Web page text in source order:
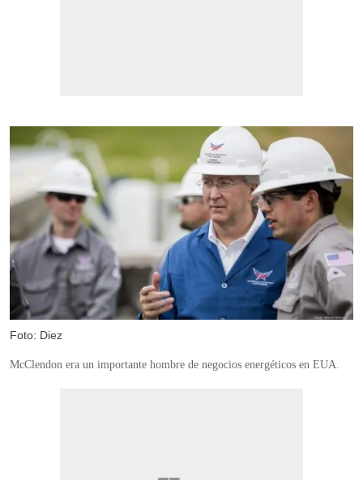
Foto: Diez
McClendon era un importante hombre de negocios energéticos en EUA.